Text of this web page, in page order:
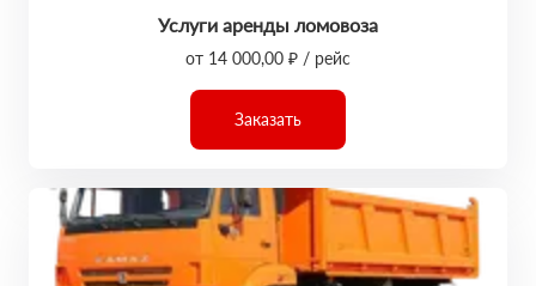
Услуги аренды ломовоза
от 14 000,00 ₽ / рейс
Заказать